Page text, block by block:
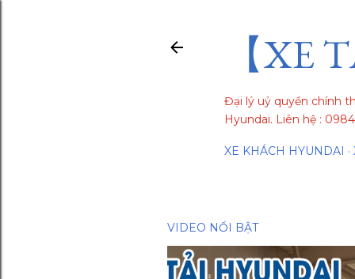
【XE
Đại lý uỷ quyền chính
Hyundai. Liên hệ :
XE KHÁCH HYUNDAI
VIDEO NỔI BẬT